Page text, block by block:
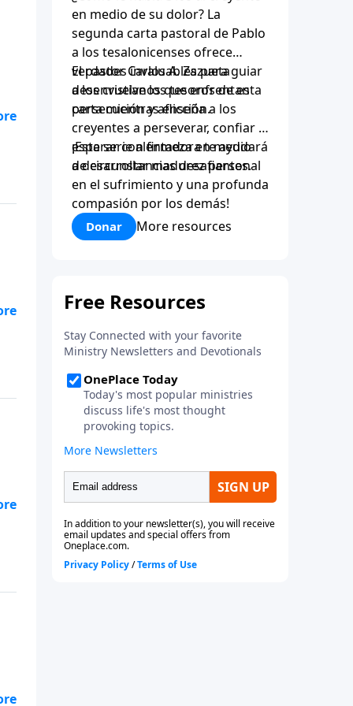
en medio de su dolor? La
segunda carta pastoral de Pablo
a los tesalonicenses ofrece
verdades invaluables para guiar
a los cristianos que enfrentan
persecución y aflicción.
El pastor Carlos A. Zazueta
desenvuelve los tesoros de esta
carta mientras enseña a los
creyentes a perseverar, confiar y
esperar con firmeza en medio
de circunstancias desafiantes.
¡Esta serie alentadora te ayudará
a desarrollar madurez personal
en el sufrimiento y una profunda
compasión por los demás!
Donar More resources